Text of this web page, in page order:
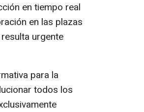
en tiempo real
en las plazas
urgente
para la
todos los